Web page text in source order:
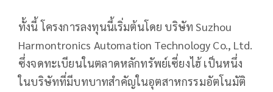
ทั้งนี้ โครงการลงทุนนี้เริ่มต้นโดย บริษัท Suzhou
Harmontronics Automation Technology Co., Ltd.
ซึ่งจดทะเบียนในตลาดหลักทรัพย์เซี่ยงไฮ้ เป็นหนึ่ง
ในบริษัทที่มีบทบาทสำคัญในอุตสาหกรรมอัตโนมัติ